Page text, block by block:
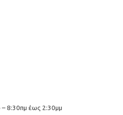
8:30πμ έως 2:30μμ